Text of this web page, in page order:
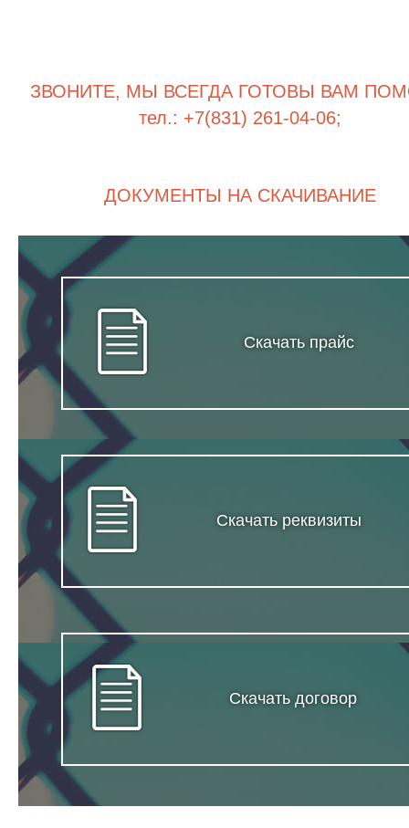
ЗВОНИТЕ, МЫ ВСЕГДА ГОТОВЫ ВАМ
тел.: +7(831) 261-04-06;
ДОКУМЕНТЫ НА СКАЧИВАНИЕ
Скачать прайс
Скачать реквизиты
Скачать договор